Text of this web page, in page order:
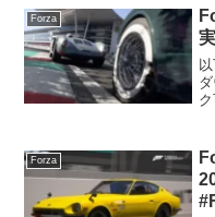
Forza
Forza